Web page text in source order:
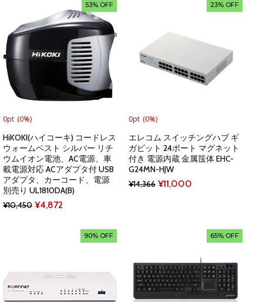
¥4,480.¥2,980.
¥3,980.
53% OFF
0pt (0%)
HiKOKI(ハイコーキ) コードレス
ウォームベスト シルバー リチ
ウムイオン電池、AC電源、車
載電源対応 ACアダプタ付 USB
アダプタ、カーコード、電源
別売り UL1810DA(B)
¥10,450 Original
¥4,872
23% OFF
0pt (0%)
エレコム スイッチングハブ ギ
ガビット 24ポート マグネット
付き 電源内蔵 金属筺体 EHC-
G24MN-HJW
¥14,366 Original
¥11,000
¥11,000.
90% OFF 65% OFF